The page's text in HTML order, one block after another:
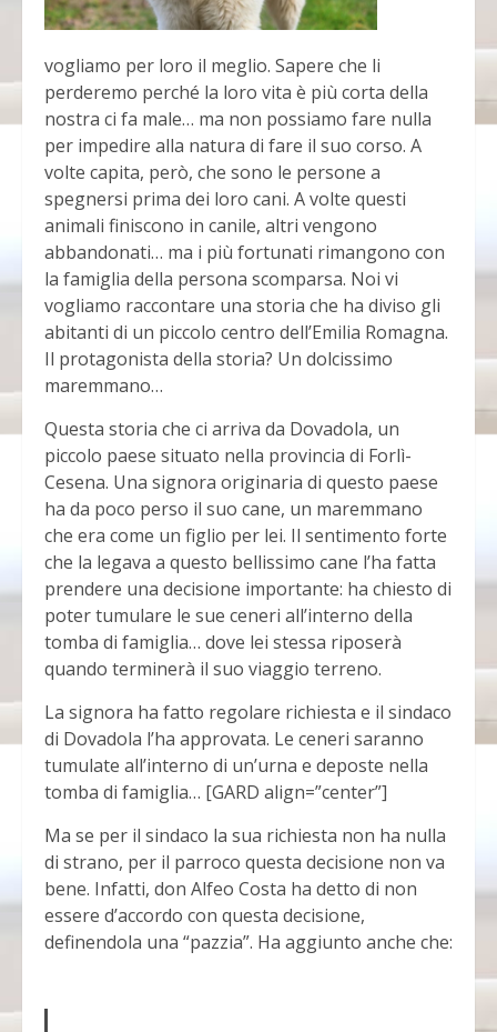
vogliamo per loro il meglio. Sapere che li
perderemo perché la loro vita è più corta della
nostra ci fa male… ma non possiamo fare nulla
per impedire alla natura di fare il suo corso. A
volte capita, però, che sono le persone a
spegnersi prima dei loro cani. A volte questi
animali finiscono in canile, altri vengono
abbandonati… ma i più fortunati rimangono con
la famiglia della persona scomparsa. Noi vi
vogliamo raccontare una storia che ha diviso gli
abitanti di un piccolo centro dell’Emilia Romagna.
Il protagonista della storia? Un dolcissimo
maremmano…
Questa storia che ci arriva da Dovadola, un
piccolo paese situato nella provincia di Forlì-
Cesena. Una signora originaria di questo paese
ha da poco perso il suo cane, un maremmano
che era come un figlio per lei. Il sentimento forte
che la legava a questo bellissimo cane l’ha fatta
prendere una decisione importante: ha chiesto di
poter tumulare le sue ceneri all’interno della
tomba di famiglia… dove lei stessa riposerà
quando terminerà il suo viaggio terreno.
La signora ha fatto regolare richiesta e il sindaco
di Dovadola l’ha approvata. Le ceneri saranno
tumulate all’interno di un’urna e deposte nella
tomba di famiglia… [GARD align=”center”]
Ma se per il sindaco la sua richiesta non ha nulla
di strano, per il parroco questa decisione non va
bene. Infatti, don Alfeo Costa ha detto di non
essere d’accordo con questa decisione,
definendola una “pazzia”. Ha aggiunto anche che: